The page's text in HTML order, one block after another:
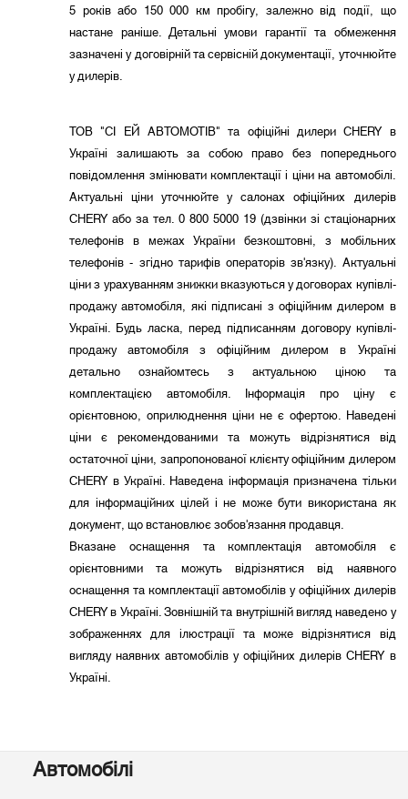
5 років або 150 000 км пробігу, залежно від події, що
настане раніше. Детальні умови гарантії та обмеження
зазначені у договірній та сервісній документації, уточнюйте
у дилерів.
ТОВ "СІ ЕЙ АВТОМОТІВ" та офіційні дилери CHERY в
Україні залишають за собою право без попереднього
повідомлення змінювати комплектації і ціни на автомобілі.
Актуальні ціни уточнюйте у салонах офіційних дилерів
CHERY або за тел. 0 800 5000 19 (дзвінки зі стаціонарних
телефонів в межах України безкоштовні, з мобільних
телефонів - згідно тарифів операторів зв'язку). Актуальні
ціни з урахуванням знижки вказуються у договорах купівлі-
продажу автомобіля, які підписані з офіційним дилером в
Україні. Будь ласка, перед підписанням договору купівлі-
продажу автомобіля з офіційним дилером в Україні
детально ознайомтесь з актуальною ціною та
комплектацією автомобіля. Інформація про ціну є
орієнтовною, оприлюднення ціни не є офертою. Наведені
ціни є рекомендованими та можуть відрізнятися від
остаточної ціни, запропонованої клієнту офіційним дилером
CHERY в Україні. Наведена інформація призначена тільки
для інформаційних цілей і не може бути використана як
документ, що встановлює зобов'язання продавця.
Вказане оснащення та комплектація автомобіля є
орієнтовними та можуть відрізнятися від наявного
оснащення та комплектації автомобілів у офіційних дилерів
CHERY в Україні. Зовнішній та внутрішній вигляд наведено у
зображеннях для ілюстрації та може відрізнятися від
вигляду наявних автомобілів у офіційних дилерів CHERY в
Україні.
Автомобілі